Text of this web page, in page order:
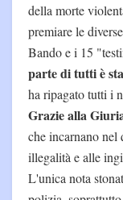
della morte
premiare le
Bando e i 15
parte di tutti è
ha ripagato tutti i
Grazie alla
che incarnano
illegalità e alle
L'unica nota